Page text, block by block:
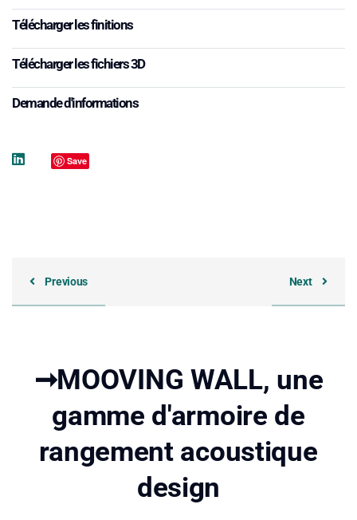
Télécharger les finitions
Télécharger les fichiers 3D
Demande d'informations
Save
Previous Next
➞MOOVING WALL, une
gamme d'armoire de
rangement acoustique
design